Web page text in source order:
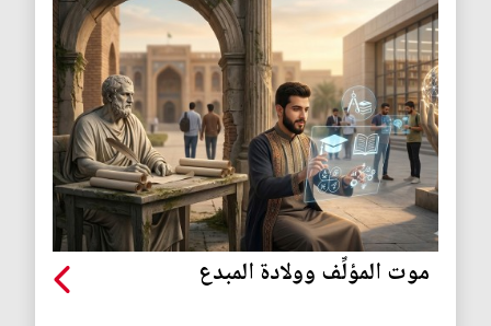
موت المؤلِّف وولادة المبدع